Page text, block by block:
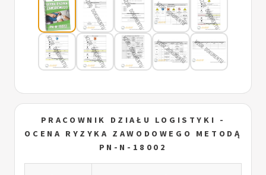
PRACOWNIK DZIAŁU LOGISTYKI -
OCENA RYZYKA ZAWODOWEGO METODĄ
PN-N-18002